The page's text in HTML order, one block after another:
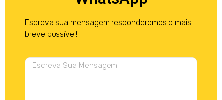
Escreva sua mensagem responderemos o mais
breve possível!